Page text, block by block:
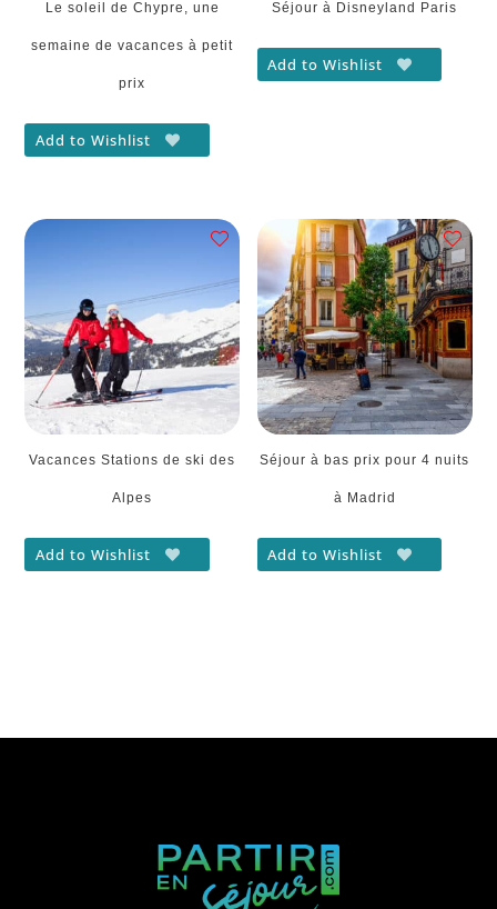
Le soleil de Chypre, une
semaine de vacances à petit
prix
Add to Wishlist
Séjour à Disneyland Paris
Add to Wishlist
Vacances Stations de ski des
Alpes
Add to Wishlist
Séjour à bas prix pour 4 nuits
à Madrid
Add to Wishlist